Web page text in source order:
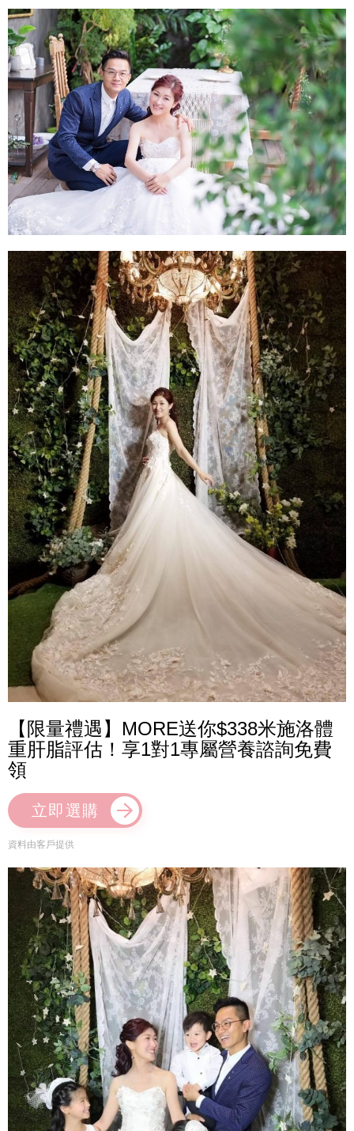
【限量禮遇】MORE送你$338米施洛體
重肝脂評估！享1對1專屬營養諮詢免費
領
立即選購
資料由客戶提供